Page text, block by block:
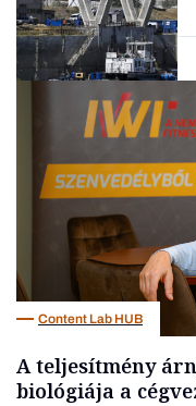
Content Lab HUB
A teljesítmény
biológiája a